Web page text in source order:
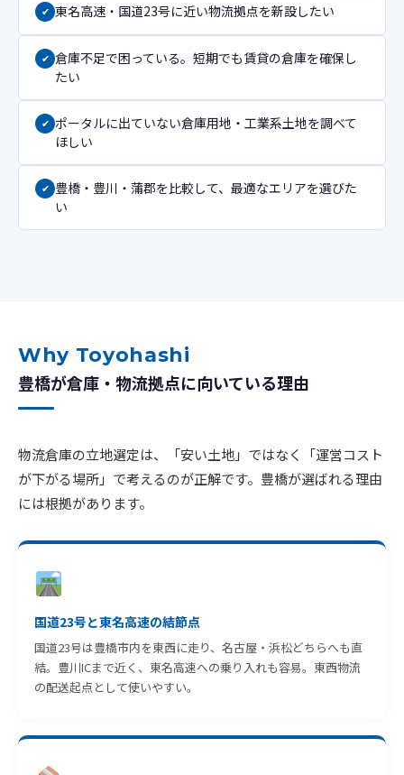
東名高速・国道23号に近い物流拠点を新設したい
倉庫不足で困っている。短期でも賃貸の倉庫を確保し
たい
ポータルに出ていない倉庫用地・工業系土地を調べて
ほしい
豊橋・豊川・蒲郡を比較して、最適なエリアを選びた
い
Why Toyohashi
豊橋が倉庫・物流拠点に向いている理由
物流倉庫の立地選定は、「安い土地」ではなく「運営コスト
が下がる場所」で考えるのが正解です。豊橋が選ばれる理由
には根拠があります。
国道23号と東名高速の結節点
国道23号は豊橋市内を東西に走り、名古屋・浜松どちらへも直
結。豊川ICまで近く、東名高速への乗り入れも容易。東西物流
の配送起点として使いやすい。